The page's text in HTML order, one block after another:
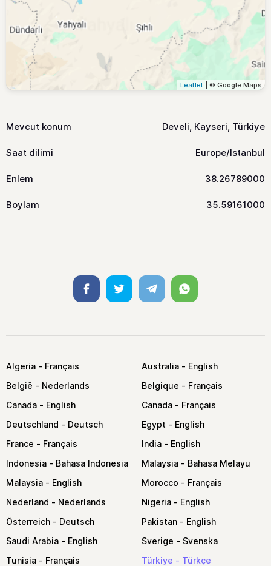
Leaflet | © Google Maps
Mevcut konum Develi, Kayseri, Türkiye
Saat dilimi Europe/Istanbul
Enlem 38.26789000
Boylam 35.59161000
FacebookTwitter TelegramWhatsapp
Algeria
Australia
België
Belgique
Canada
Canada
Deutschland
Egypt
France
India
Indonesia
Malaysia
Malaysia
Morocco
Nederland
Nigeria
Österreich
Pakistan
Saudi Arabia
Sverige
Tunisia
Türkiye